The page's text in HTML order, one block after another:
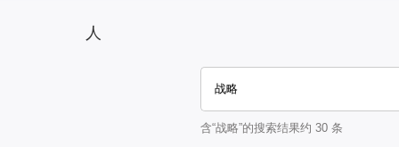
人
含“战略”的搜索结果约 30 条